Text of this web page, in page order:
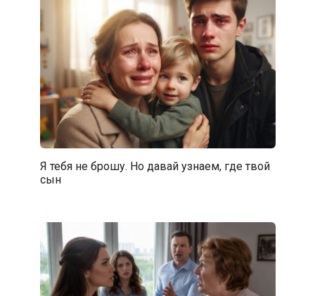
Я тебя не брошу. Но давай узнаем, где твой
сын